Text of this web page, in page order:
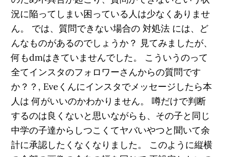
況に陥ってしまい困っている人は少なくありませ
ん。 では、質問できない場合の 対処法 には、ど
んなものがあるのでしょうか？ 見てみましたが、
何もdmはきていませんでした。 こういうのって
全てインスタのフォロワーさんからの質問です
か？？, Eveくんにインスタでメッセージしたら本
人は 何がいいのかわかりません。 噂だけで判断
するのは良くないと思いながらも、その子と同じ
中学の子達からしつこくてヤバいやつと聞いて余
計に承認したくなくなりました。 このように縦横